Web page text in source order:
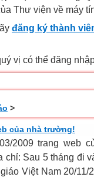
Thư viện về máy
đăng ký thành
vị có thể đăng
>
của nhà trường!
2009 trang web
chỉ: Sau 5 tháng đi
Việt Nam 20/11/